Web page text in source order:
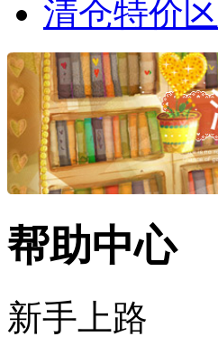
清仓特价区
帮助中心
新手上路